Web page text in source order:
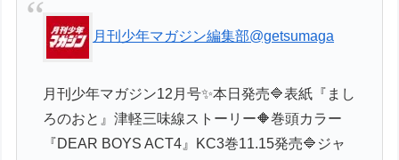
月刊少年マガジン編集部@getsumaga
月刊少年マガジン12月号✨本日発売🔷表紙『まし
ろのおと』津軽三味線ストーリー🔶巻頭カラー
『DEAR BOYS ACT4』KC3巻11.15発売🔷ジャ